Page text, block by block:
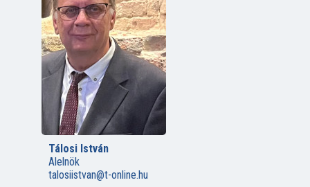
Tálosi István
Alelnök
talosiistvan@t-online.hu